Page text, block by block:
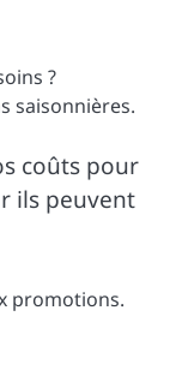
?
saisonnières.
coûts pour
ils peuvent
promotions.